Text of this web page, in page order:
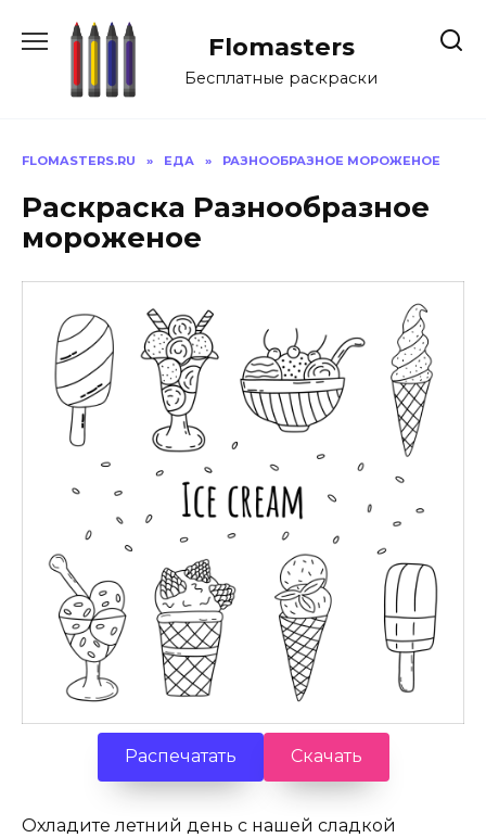
Flomasters
Бесплатные раскраски
FLOMASTERS.RU » ЕДА » РАЗНООБРАЗНОЕ МОРОЖЕНОЕ
Раскраска Разнообразное
мороженое
Распечатать Скачать
Охладите летний день с нашей сладкой